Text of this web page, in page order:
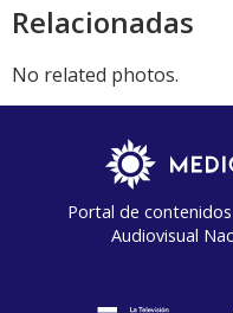
Relacionadas
No related photos.
Portal de
Audiovisual